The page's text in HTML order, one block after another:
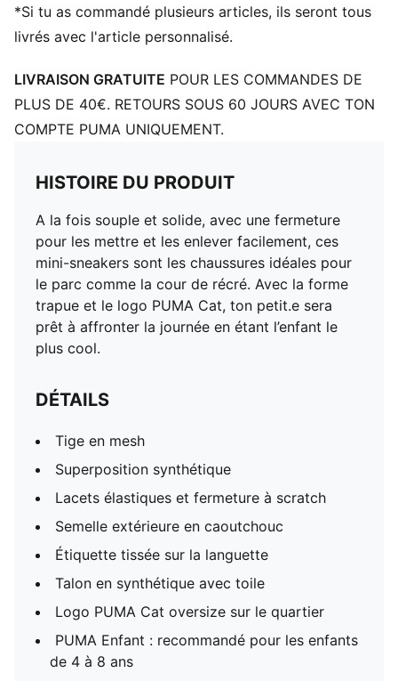
*Si tu as commandé plusieurs articles, ils seront tous
livrés avec l'article personnalisé.
LIVRAISON GRATUITE POUR LES COMMANDES DE
PLUS DE 40€. RETOURS SOUS 60 JOURS AVEC TON
COMPTE PUMA UNIQUEMENT.
HISTOIRE DU PRODUIT
A la fois souple et solide, avec une fermeture
pour les mettre et les enlever facilement, ces
mini-sneakers sont les chaussures idéales pour
le parc comme la cour de récré. Avec la forme
trapue et le logo PUMA Cat, ton petit.e sera
prêt à affronter la journée en étant l’enfant le
plus cool.
DÉTAILS
Tige en mesh
Superposition synthétique
Lacets élastiques et fermeture à scratch
Semelle extérieure en caoutchouc
Étiquette tissée sur la languette
Talon en synthétique avec toile
Logo PUMA Cat oversize sur le quartier
PUMA Enfant : recommandé pour les enfants
de 4 à 8 ans